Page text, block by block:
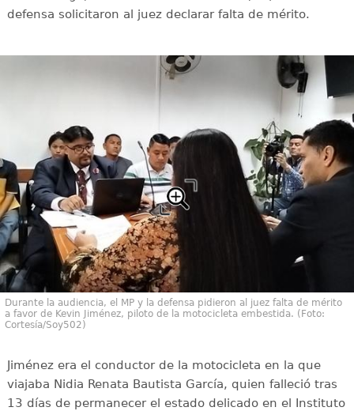
defensa solicitaron al juez declarar falta de mérito.
Durante la audiencia, el MP y la defensa pidieron al juez falta de mérito
a favor de Kevin Jiménez, piloto de la motocicleta embestida. (Foto:
Cortesía/Soy502)
Jiménez era el conductor de la motocicleta en la que
viajaba Nidia Renata Bautista García, quien falleció tras
13 días de permanecer el estado delicado en el Instituto